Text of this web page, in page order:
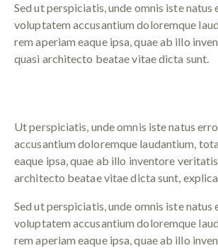
Sed ut perspiciatis, unde omnis iste natus
voluptatem accusantium doloremque
rem aperiam eaque ipsa, quae ab illo
quasi architecto beatae vitae dicta sunt.
Ut perspiciatis, unde omnis iste natus
accusantium doloremque laudantium,
eaque ipsa, quae ab illo inventore
architecto beatae vitae dicta sunt,
Sed ut perspiciatis, unde omnis iste natus
voluptatem accusantium doloremque
rem aperiam eaque ipsa, quae ab illo